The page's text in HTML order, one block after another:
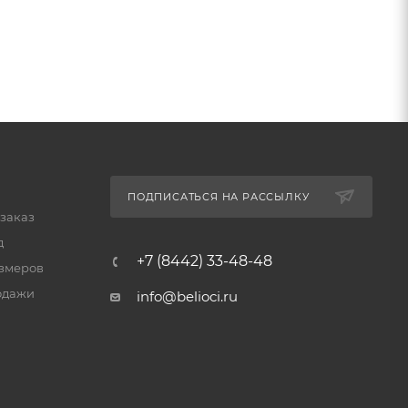
ПОДПИСАТЬСЯ НА РАССЫЛКУ
+7 (8442) 33-48-48
info@belioci.ru